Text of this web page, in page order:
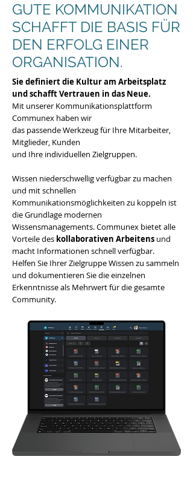
GUTE KOMMUNIKATION
SCHAFFT DIE BASIS FÜR
DEN ERFOLG EINER
ORGANISATION.
Sie definiert die Kultur am Arbeitsplatz
und schafft Vertrauen in das Neue.
Mit unserer Kommunikationsplattform
Communex haben wir
das passende Werkzeug für Ihre Mitarbeiter,
Mitglieder, Kunden
und Ihre individuellen Zielgruppen.
Wissen niederschwellig verfügbar zu machen
und mit schnellen
Kommunikationsmöglichkeiten zu koppeln ist
die Grundlage modernen
Wissensmanagements.Communex bietet alle
Vorteile des kollaborativen Arbeitens und
macht Informationen schnell verfügbar.
Helfen Sie Ihrer Zielgruppe Wissen zu sammeln
und dokumentieren Sie die einzelnen
Erkenntnisse als Mehrwert für die gesamte
Community.